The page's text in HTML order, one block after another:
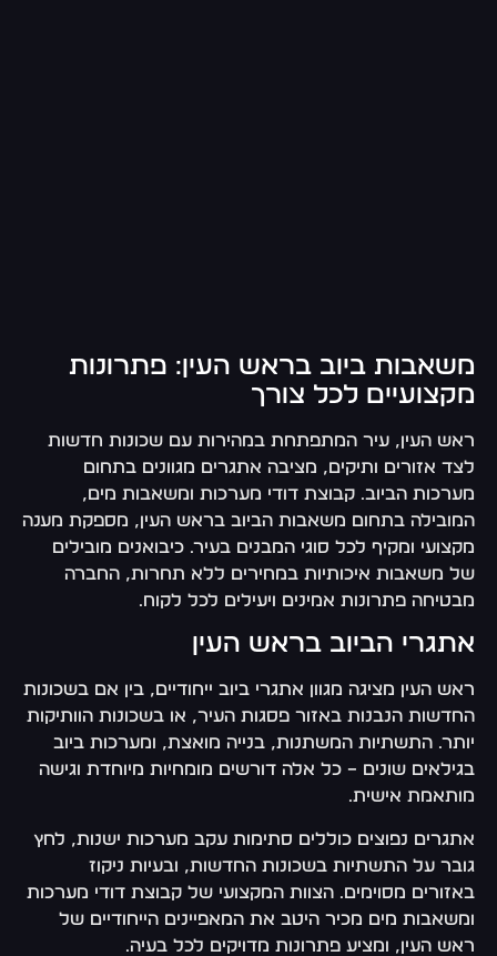
משאבות ביוב בראש העין: פתרונות
מקצועיים לכל צורך
ראש העין, עיר המתפתחת במהירות עם שכונות חדשות
לצד אזורים ותיקים, מציבה אתגרים מגוונים בתחום
מערכות הביוב. קבוצת דודי מערכות ומשאבות מים,
המובילה בתחום משאבות הביוב בראש העין, מספקת מענה
מקצועי ומקיף לכל סוגי המבנים בעיר. כיבואנים מובילים
של משאבות איכותיות במחירים ללא תחרות, החברה
מבטיחה פתרונות אמינים ויעילים לכל לקוח.
אתגרי הביוב בראש העין
ראש העין מציגה מגוון אתגרי ביוב ייחודיים, בין אם בשכונות
החדשות הנבנות באזור פסגות העיר, או בשכונות הוותיקות
יותר. התשתיות המשתנות, בנייה מואצת, ומערכות ביוב
בגילאים שונים – כל אלה דורשים מומחיות מיוחדת וגישה
מותאמת אישית.
אתגרים נפוצים כוללים סתימות עקב מערכות ישנות, לחץ
גובר על התשתיות בשכונות החדשות, ובעיות ניקוז
באזורים מסוימים. הצוות המקצועי של קבוצת דודי מערכות
ומשאבות מים מכיר היטב את המאפיינים הייחודיים של
ראש העין, ומציע פתרונות מדויקים לכל בעיה.